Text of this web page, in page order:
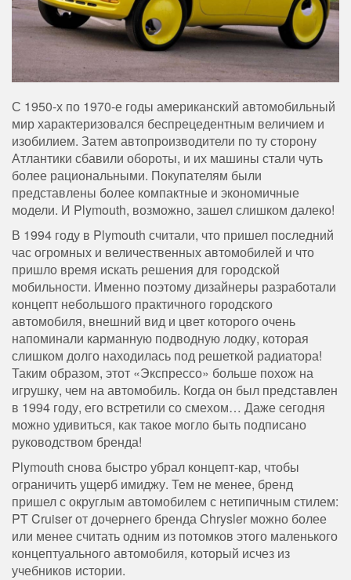
С 1950-х по 1970-е годы американский автомобильный
мир характеризовался беспрецедентным величием и
изобилием. Затем автопроизводители по ту сторону
Атлантики сбавили обороты, и их машины стали чуть
более рациональными. Покупателям были
представлены более компактные и экономичные
модели. И Plymouth, возможно, зашел слишком далеко!
В 1994 году в Plymouth считали, что пришел последний
час огромных и величественных автомобилей и что
пришло время искать решения для городской
мобильности. Именно поэтому дизайнеры разработали
концепт небольшого практичного городского
автомобиля, внешний вид и цвет которого очень
напоминали карманную подводную лодку, которая
слишком долго находилась под решеткой радиатора!
Таким образом, этот «Экспрессо» больше похож на
игрушку, чем на автомобиль. Когда он был представлен
в 1994 году, его встретили со смехом… Даже сегодня
можно удивиться, как такое могло быть подписано
руководством бренда!
Plymouth снова быстро убрал концепт-кар, чтобы
ограничить ущерб имиджу. Тем не менее, бренд
пришел с округлым автомобилем с нетипичным стилем:
PT Cruiser от дочернего бренда Chrysler можно более
или менее считать одним из потомков этого маленького
концептуального автомобиля, который исчез из
учебников истории.